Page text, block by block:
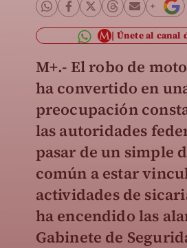
Únete al canal
M+.- El robo de
ha convertido en
preocupación
las autoridades
pasar de un simple
común a estar
actividades de
ha encendido las
Gabinete de